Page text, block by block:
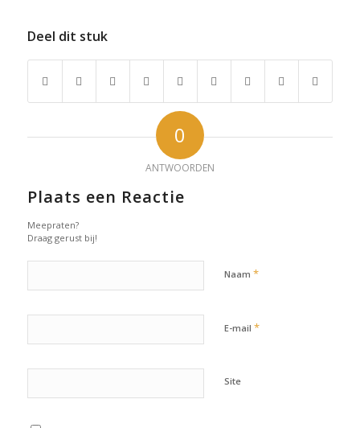
Deel dit stuk
0
ANTWOORDEN
Plaats een Reactie
Meepraten?
Draag gerust bij!
Naam *
E-mail *
Site